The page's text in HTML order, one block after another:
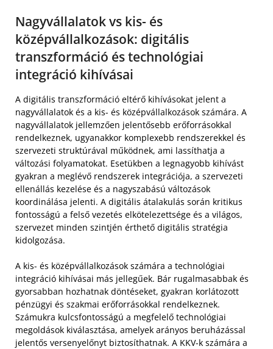
Nagyvállalatok vs kis- és
középvállalkozások: digitális
transzformáció és technológiai
integráció kihívásai
A digitális transzformáció eltérő kihívásokat jelent a
nagyvállalatok és a kis- és középvállalkozások számára. A
nagyvállalatok jellemzően jelentősebb erőforrásokkal
rendelkeznek, ugyanakkor komplexebb rendszerekkel és
szervezeti struktúrával működnek, ami lassíthatja a
változási folyamatokat. Esetükben a legnagyobb kihívást
gyakran a meglévő rendszerek integrációja, a szervezeti
ellenállás kezelése és a nagyszabású változások
koordinálása jelenti. A digitális átalakulás során kritikus
fontosságú a felső vezetés elkötelezettsége és a világos,
szervezet minden szintjén érthető digitális stratégia
kidolgozása.
A kis- és középvállalkozások számára a technológiai
integráció kihívásai más jellegűek. Bár rugalmasabbak és
gyorsabban hozhatnak döntéseket, gyakran korlátozott
pénzügyi és szakmai erőforrásokkal rendelkeznek.
Számukra kulcsfontosságú a megfelelő technológiai
megoldások kiválasztása, amelyek arányos beruházással
jelentős versenyelőnyt biztosíthatnak. A KKV-k számára a